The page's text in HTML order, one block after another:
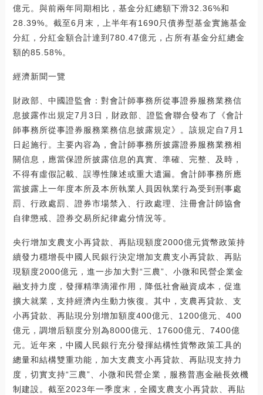
億元。與前兩年同期相比，基金分紅總額下滑32.36%和
28.39%。截至6月末，上半年有1690只債券型基金實施基金
分紅，分紅金額合計達到780.47億元，占所有基金分紅總金
額的85.58%。
經濟新聞一覽
財政部、中國證監會：對會計師事務所從事證券服務業務信
息披露作出規定7月3日，財政部、證監會聯合發布了《會計
師事務所從事證券服務業務信息披露規定》。該規定自7月1
日起施行。主要內容為，會計師事務所披露證券服務業務相
關信息，應當保證所披露信息的真實、準確、完整、及時，
不得有虛假記載、誤導性陳述或重大遺漏。會計師事務所應
當披露上一年度本所及本所執業人員因執業行為受到刑事處
罰、行政處罰、證券市場禁入、行政處理、注冊會計師協會
自律懲戒、證券交易所紀律處分情況等。
央行增加支農支小再貸款、再貼現額度2000億元貨幣政策持
續發力穩增長中國人民銀行決定增加支農支小再貸款、再貼
現額度2000億元，進一步加大對“三農”、小微和民營企業金
融支持力度，發揮精準滴灌作用，降低社會融資成本，促進
擴大就業，支持經濟內生動力恢復。其中，支農再貸款、支
小再貸款、再貼現分別增加額度400億元、1200億元、400
億元，調增后額度分別為8000億元、17600億元、7400億
元。近年來，中國人民銀行充分發揮結構性貨幣政策工具的
總量和結構雙重功能，加大支農支小再貸款、再貼現支持力
度，切實支持“三農”、小微和民營企業，服務普惠金融長效機
制建設。截至2023年一季度末，全國支農支小再貸款、再貼